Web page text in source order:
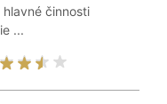
činnosti
...